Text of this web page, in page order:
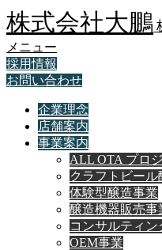
株式会社大鵬
メニュー
採用情報
お問い合わせ
企業理念
店舗案内
事業案内
ALL OTA プロ
クラフトビール
体験型醸造事業
醸造機器販売事
コンサルティン
OEM事業